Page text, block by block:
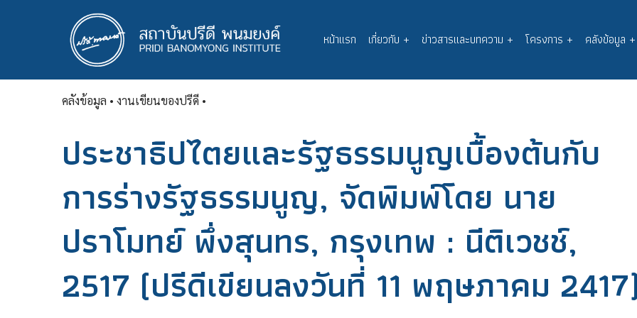
Main
navigation
หน้าแรก เกี่ยวกับ + ข่าวสารและบทความ + โครงการ + คลังข้อมูล +
คลังข้อมูล • งานเขียนของปรีดี •
ประชาธิปไตยและรัฐธรรมนูญเบื้องต้นกับ
การร่างรัฐธรรมนูญ, จัดพิมพ์โดย นาย
ปราโมทย์ พึ่งสุนทร, กรุงเทพ : นีติเวชช์,
2517 (ปรีดีเขียนลงวันที่ 11 พฤษภาคม 2417)